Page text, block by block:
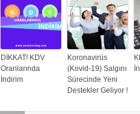
DİKKAT! KDV
Oranlarında
İndirim
Koronavirüs
(Kovid-19) Salgını
Sürecinde Yeni
Destekler Geliyor !